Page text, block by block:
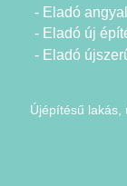
- Eladó
- Eladó új
- Eladó
Újépítésű lakás,